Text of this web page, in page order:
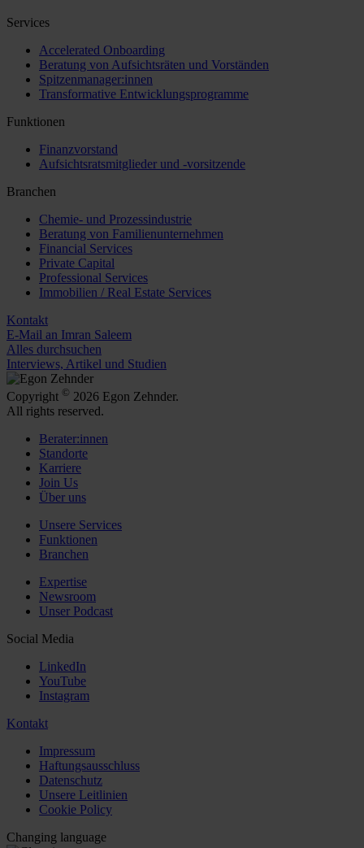
Services
Accelerated Onboarding
Beratung von Aufsichtsräten und Vorständen
Spitzenmanager:innen
Transformative Entwicklungsprogramme
Funktionen
Finanzvorstand
Aufsichtsratsmitglieder und -vorsitzende
Branchen
Chemie- und Prozessindustrie
Beratung von Familienunternehmen
Financial Services
Private Capital
Professional Services
Immobilien / Real Estate Services
Kontakt
E-Mail an Imran Saleem
Alles durchsuchen
Interviews, Artikel und Studien
Copyright © 2026 Egon Zehnder.
All rights reserved.
Berater:innen
Standorte
Karriere
Join Us
Über uns
Unsere Services
Funktionen
Branchen
Expertise
Newsroom
Unser Podcast
Social Media
LinkedIn
YouTube
Instagram
Kontakt
Impressum
Haftungsausschluss
Datenschutz
Unsere Leitlinien
Cookie Policy
Changing language